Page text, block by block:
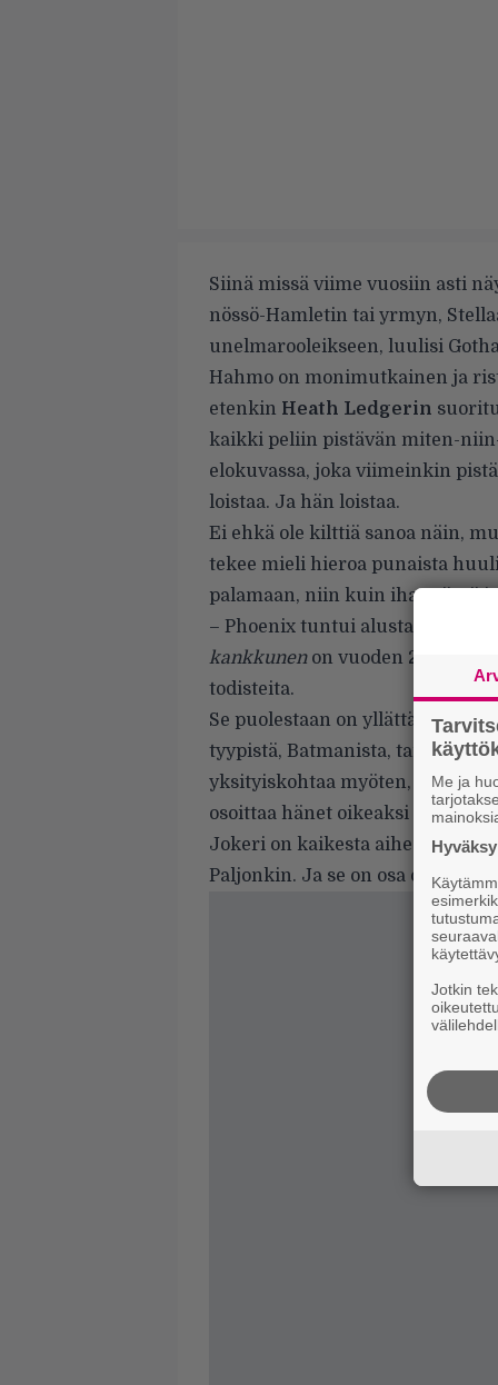
Siinä missä viime vuosiin asti
nössö-Hamletin tai yrmyn,
unelmarooleikseen, luulisi
Hahmo on monimutkainen ja
etenkin Heath Ledgerin
kaikki peliin pistävän miten-
elokuvassa, joka viimeinkin
loistaa. Ja hän loistaa.
Ei ehkä ole kilttiä sanoa näin,
tekee mieli hieroa punaista
palamaan, niin kuin ihan tässä
– Phoenix tuntui alusta lähtien
kankkunenon vuoden 2009
todisteita.
Se puolestaan on yllättävää,
tyypistä, Batmanista, tai
yksityiskohtaa myöten, tai fanit
osoittaa hänet oikeaksi
Jokeri on kaikesta
Paljonkin. Ja se on osa
Me ja
Jotkin